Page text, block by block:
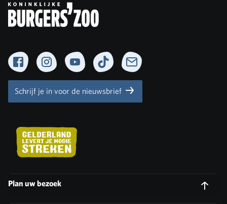
FacebookInstagramYouTubeTikTok Newsletter
Schrijf je in voor de nieuwsbrief
Plan uw bezoek